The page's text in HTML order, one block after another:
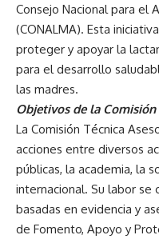
Consejo Nacional para el
(CONALMA). Esta
proteger y apoyar la
para el desarrollo
las madres.
Objetivos de la Comisión
La Comisión Técnica
acciones entre diversos
públicas, la academia, la
internacional. Su labor se
basadas en evidencia y
de Fomento, Apoyo y